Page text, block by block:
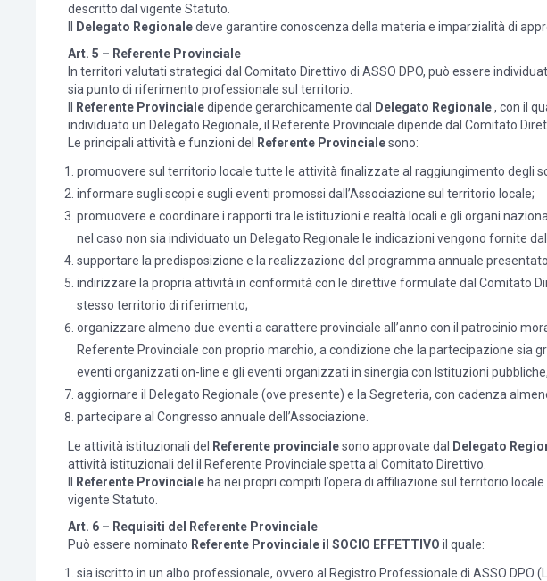
descritto dal vigente Statuto.
Delegato Regionaledeve garantire conoscenza della materia e imparzialità di
Art. 5 – Referente Provinciale
In territori valutati strategici dal Comitato Direttivo di ASSO DPO, può essere
sia punto di riferimento professionale sul territorio.
Referente Provincialedipende gerarchicamente dal Delegato Regionale, con il
individuato un Delegato Regionale, il Referente Provinciale dipende dal Comitato
Le principali attività e funzioni del
Referente Provincialesono:
promuovere sul territorio locale tutte le attività finalizzate al raggiungimento degli
informare sugli scopi e sugli eventi promossi dall’Associazione sul territorio locale;
promuovere e coordinare i rapporti tra le istituzioni e realtà locali e gli organi
nel caso non sia individuato un Delegato Regionale le indicazioni vengono fornite
supportare la predisposizione e la realizzazione del programma annuale
indirizzare la propria attività in conformità con le direttive formulate dal Comitato
stesso territorio di riferimento;
organizzare almeno due eventi a carattere provinciale all’anno con il patrocinio
Referente Provinciale con proprio marchio, a condizione che la partecipazione sia
eventi organizzati on-line e gli eventi organizzati in sinergia con Istituzioni
aggiornare il Delegato Regionale (ove presente) e la Segreteria, con cadenza
partecipare al Congresso annuale dell’Associazione.
Le attività istituzionali del Referente provincialesono approvate dal Delegato
attività istituzionali del il Referente Provinciale spetta al Comitato Direttivo.
Referente Provincialeha nei propri compiti l’opera di affiliazione sul territorio
vigente Statuto.
Art. 6 – Requisiti del Referente Provinciale
Può essere nominato Referente Provinciale il SOCIO EFFETTIVO il quale:
sia iscritto in un albo professionale, ovvero al Registro Professionale di ASSO